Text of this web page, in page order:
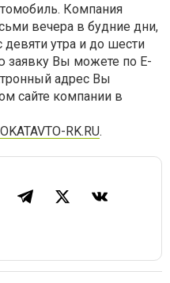
Компания
вечера в будние дни,
девяти утра и до шести
заявку Вы можете по E-
адрес Вы
сайте компании в
RK.RU.